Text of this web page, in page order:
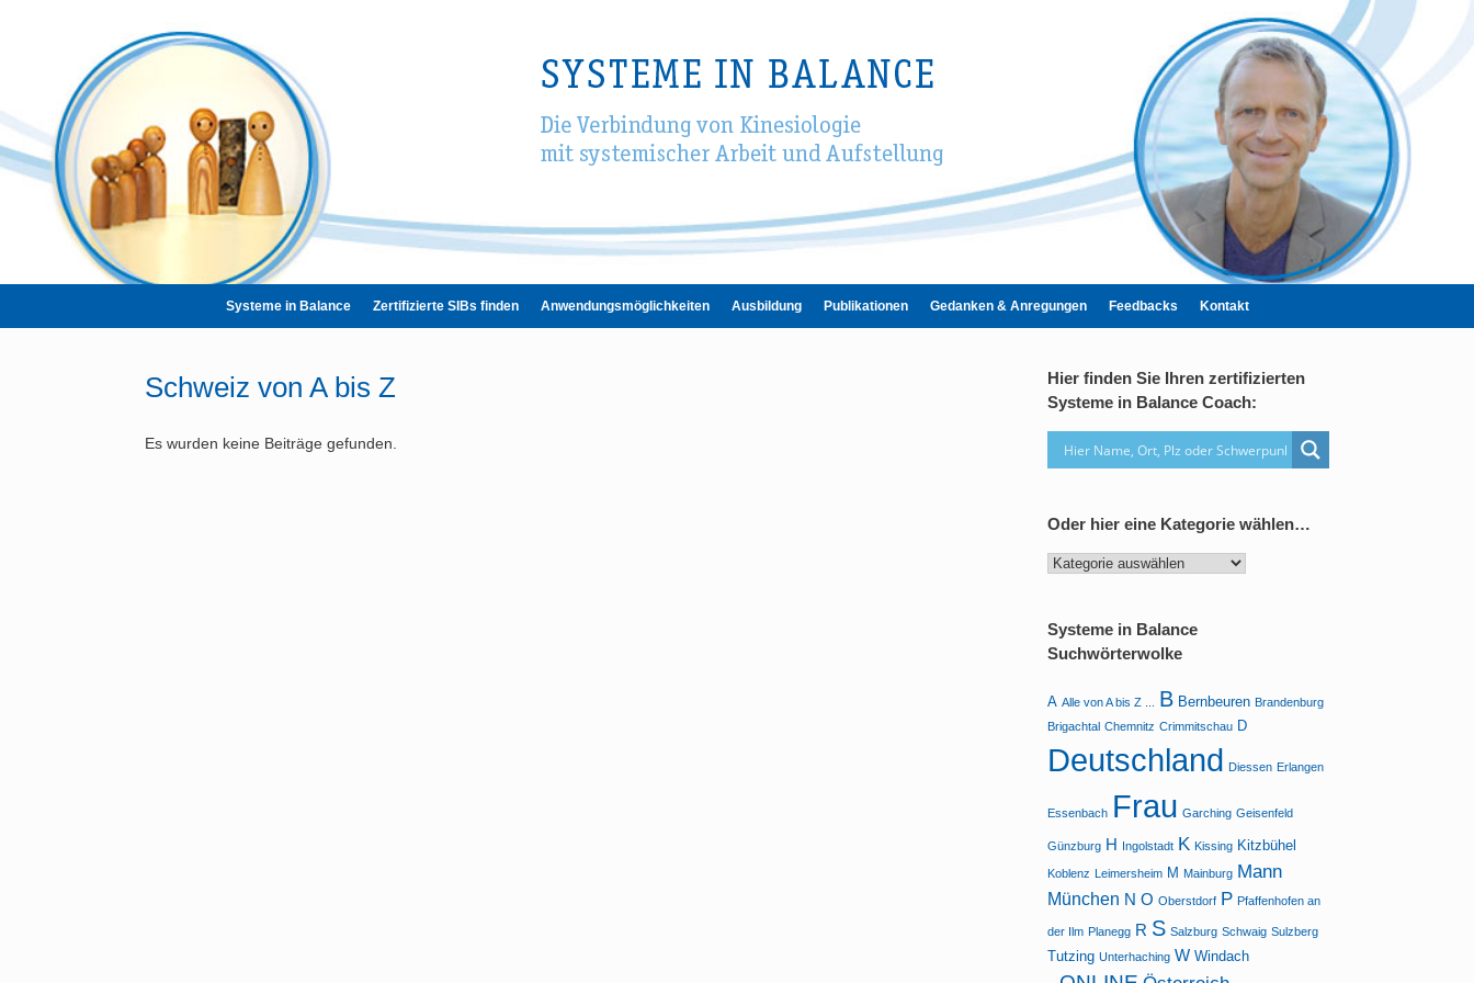
Systeme in Balance Zertifizierte SIBs finden Anwendungsmöglichkeiten Ausbildung Publikationen Gedanken & Anregungen Feedbacks Kontakt
Schweiz von A bis Z
Es wurden keine Beiträge gefunden.
Hier finden Sie Ihren zertifizierten
Systeme in Balance Coach:
Oder hier eine Kategorie wählen…
Oder
Kategorie
wählen…
Systeme in Balance
Suchwörterwolke
A Alle von A bis Z ... B Bernbeuren Brandenburg
Brigachtal Chemnitz Crimmitschau D
Deutschland Diessen Erlangen
Essenbach Frau Garching Geisenfeld
Günzburg H Ingolstadt K Kissing Kitzbühel
Koblenz Leimersheim M Mainburg Mann
München N O Oberstdorf P Pfaffenhofen an
der Ilm Planegg R S Salzburg Schwaig Sulzberg
Tutzing Unterhaching W Windach